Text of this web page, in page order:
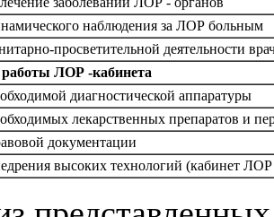
наблюдения за ЛОР больным
просветительной деятельности
ЛОР -кабинета
диагностической аппаратуры
лекарственных препаратов и
документации
высоких технологий (кабинет ЛОР